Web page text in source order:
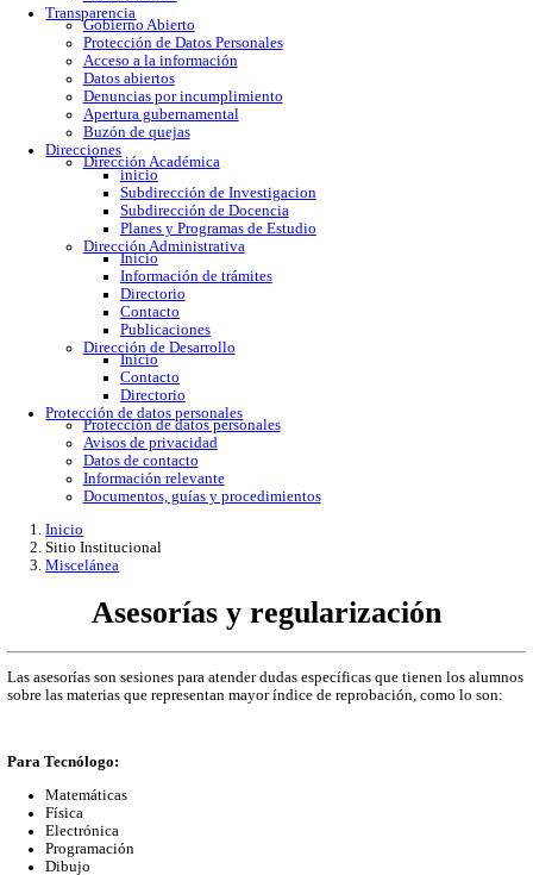
Egresados
Proceso de titulación
Bolsa de trabajo
Experiencia Universitaria
Cultura, Arte y Deporte
Emprendimiento
CETI por el mundo
Proyectos
Docentes
Formación docente (PROFORCOD)
Evaluación Integral Docente
Programa de formación continua
Programa de estímulos de desempeño docente
Convocatorias
Transparencia
Gobierno Abierto
Protección de Datos Personales
Acceso a la información
Datos abiertos
Denuncias por incumplimiento
Apertura gubernamental
Buzón de quejas
Direcciones
Subdirección de Investigacion
Planes y Programas de Estudio
Dirección Administrativa
Directorio
Contacto
Protección de datos personales
Protección de datos personales